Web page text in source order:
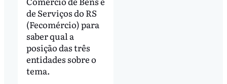
de Serviçosdo RS
(Fecomércio) para
saber qual a
posição das três
entidades sobre o
tema.